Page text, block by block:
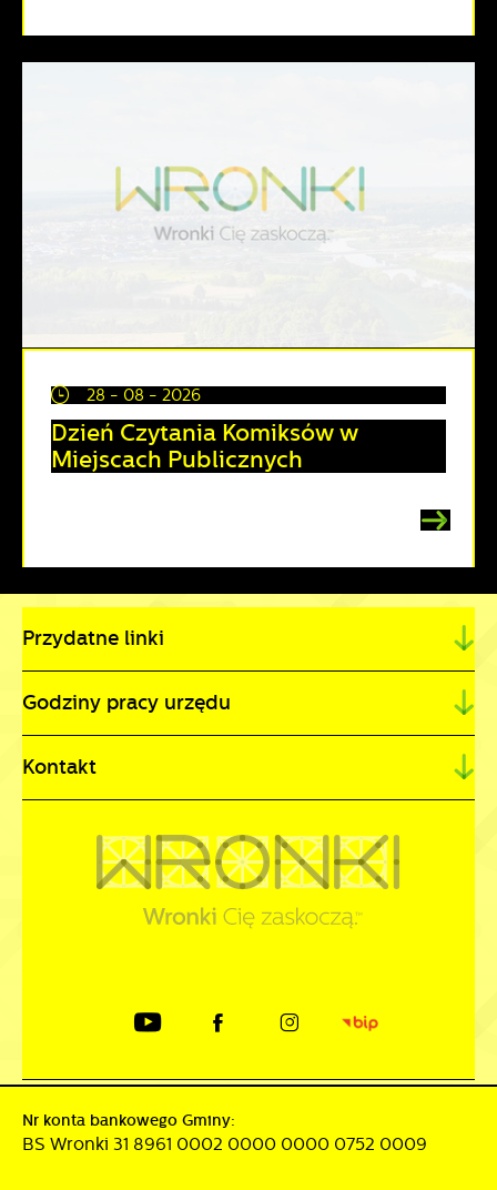
28 - 08 - 2026
Dzień Czytania Komiksów w
Miejscach Publicznych
Przydatne linki
Godziny pracy urzędu
Kontakt
Nr konta bankowego Gminy:
BS Wronki 31 8961 0002 0000 0000 0752 0009